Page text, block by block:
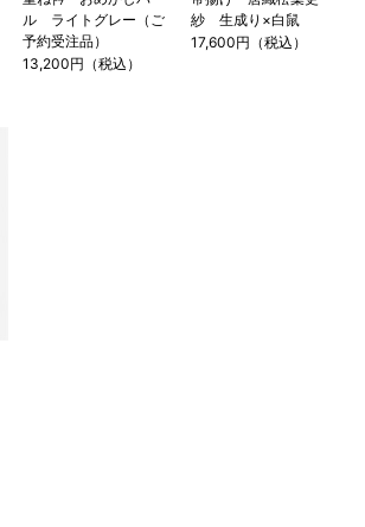
ル ライトグレー（ご
予約受注品）
13,200円（税込）
紗 生成り×白鼠
17,600円（税込）